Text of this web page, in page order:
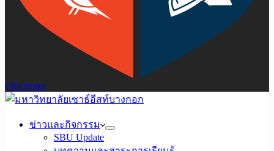
Chichester
ข่าวและกิจกรรม
SBU Update